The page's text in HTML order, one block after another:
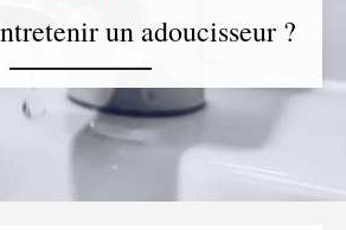
un adoucisseur ?